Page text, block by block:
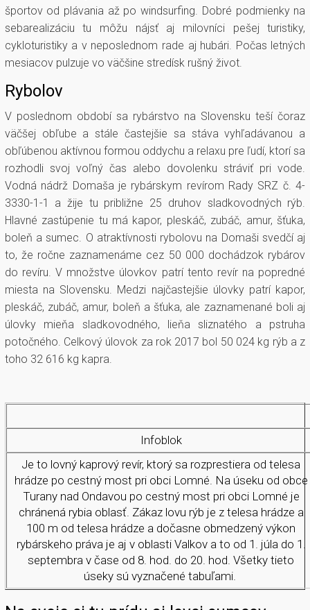
športov od plávania až po windsurfing. Dobré podmienky na
sebarealizáciu tu môžu nájsť aj milovníci pešej turistiky,
cykloturistiky a v neposlednom rade aj hubári. Počas letných
mesiacov pulzuje vo väčšine stredísk rušný život.
Rybolov
V poslednom období sa rybárstvo na Slovensku teší čoraz
väčšej obľube a stále častejšie sa stáva vyhľadávanou a
obľúbenou aktívnou formou oddychu a relaxu pre ľudí, ktorí sa
rozhodli svoj voľný čas alebo dovolenku stráviť pri vode.
Vodná nádrž Domaša je rybárskym revírom Rady SRZ č. 4-
3330-1-1 a žije tu približne 25 druhov sladkovodných rýb.
Hlavné zastúpenie tu má kapor, pleskáč, zubáč, amur, šťuka,
boleň a sumec. O atraktívnosti rybolovu na Domaši svedčí aj
to, že ročne zaznamenáme cez 50 000 dochádzok rybárov
do revíru. V množstve úlovkov patrí tento revír na popredné
miesta na Slovensku. Medzi najčastejšie úlovky patrí kapor,
pleskáč, zubáč, amur, boleň a šťuka, ale zaznamenané boli aj
úlovky mieňa sladkovodného, lieňa sliznatého a pstruha
potočného. Celkový úlovok za rok 2017 bol 50 024 kg rýb a z
toho 32 616 kg kapra.
Infoblok
Je to lovný kaprový revír, ktorý sa rozprestiera od telesa
hrádze po cestný most pri obci Lomné. Na úseku od obce
Turany nad Ondavou po cestný most pri obci Lomné je
chránená rybia oblasť. Zákaz lovu rýb je z telesa hrádze a
100 m od telesa hrádze a dočasne obmedzený výkon
rybárskeho práva je aj v oblasti Valkov a to od 1. júla do 1.
septembra v čase od 8. hod. do 20. hod. Všetky tieto
úseky sú vyznačené tabuľami.